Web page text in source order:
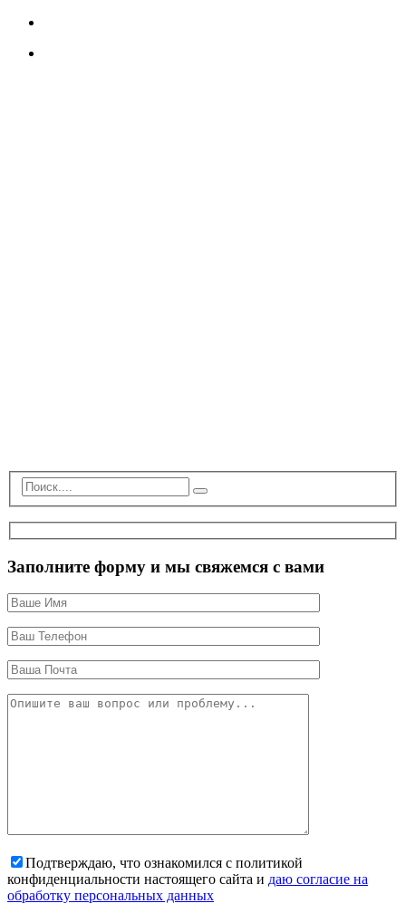
Заполните форму и мы свяжемся с вами
Подтверждаю, что ознакомился с политикой
конфиденциальности настоящего сайта и даю согласие на
обработку персональных данных